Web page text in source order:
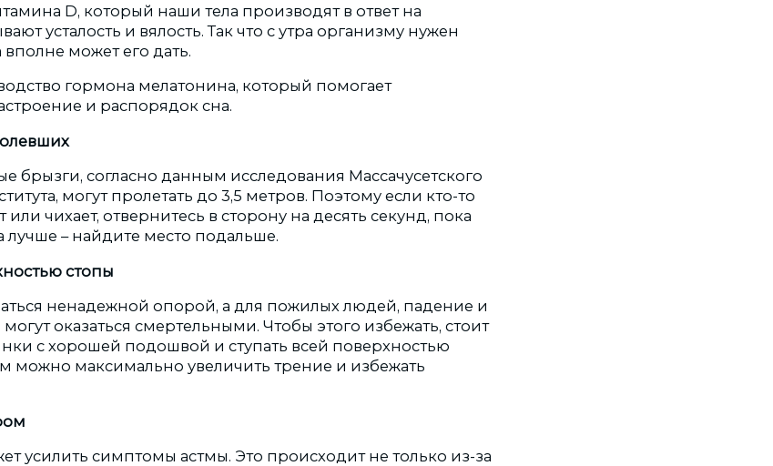
D, который наши тела производят в ответ на
усталость и вялость. Так что с утра организму нужен
может его дать.
гормона мелатонина, который помогает
и распорядок сна.
брызги, согласно данным исследования Массачусетского
могут пролетать до 3,5 метров. Поэтому если кто-то
чихает, отвернитесь в сторону на десять секунд, пока
лучше – найдите место подальше.
стопы
ненадежной опорой, а для пожилых людей, падение и
оказаться смертельными. Чтобы этого избежать, стоит
с хорошей подошвой и ступать всей поверхностью
можно максимально увеличить трение и избежать
усилить симптомы астмы. Это происходит не только из-за